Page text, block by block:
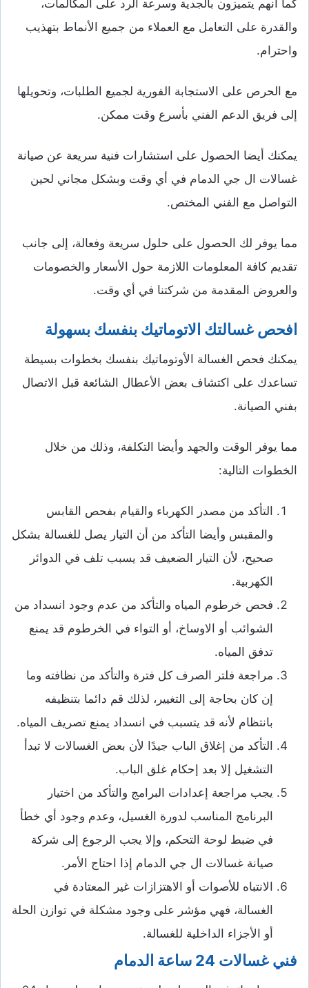
كما انهم يتميزون بالجدية وسرعة الرد على المكالمات،
والقدرة على التعامل مع العملاء من جميع الأنماط بتهذيب
واحترام.
مع الحرص على الاستجابة الفورية لجميع الطلبات، وتحويلها
إلى فريق الدعم الفني بأسرع وقت ممكن.
يمكنك أيضا الحصول على استشارات فنية سريعة عن صيانة
غسالات ال جي الدمام في أي وقت وبشكل مجاني لحين
التواصل مع الفني المختص.
مما يوفر لك الحصول على حلول سريعة وفعالة، إلى جانب
تقديم كافة المعلومات اللازمة حول الأسعار والخصومات
والعروض المقدمة من شركتنا في أي وقت.
افحص غسالتك الاتوماتيك بنفسك بسهولة
يمكنك فحص الغسالة الأوتوماتيك بنفسك بخطوات بسيطة
تساعدك على اكتشاف بعض الأعطال الشائعة قبل الاتصال
بفني الصيانة.
مما يوفر الوقت والجهد وأيضا التكلفة، وذلك من خلال
الخطوات التالية:
التأكد من مصدر الكهرباء والقيام بفحص القابس
والمقبس وأيضا التأكد من أن التيار يصل للغسالة بشكل
صحيح، لأن التيار الضعيف قد يسبب تلف في الدوائر
الكهربية.
فحص خرطوم المياه والتأكد من عدم وجود انسداد من
الشوائب أو الاوساخ، أو التواء في الخرطوم قد يمنع
تدفق المياه.
مراجعة فلتر الصرف كل فترة والتأكد من نظافته وما
إن كان بحاجة إلى التغيير، لذلك قم دائما بتنظيفه
بانتظام لأنه قد يتسبب في انسداد يمنع تصريف المياه.
التأكد من إغلاق الباب جيدًا لأن بعض الغسالات لا تبدأ
التشغيل إلا بعد إحكام غلق الباب.
يجب مراجعة إعدادات البرامج والتأكد من اختيار
البرنامج المناسب لدورة الغسيل، وعدم وجود أي خطأ
في ضبط لوحة التحكم، وإلا يجب الرجوع إلى شركة
صيانة غسالات ال جي الدمام إذا احتاج الأمر.
الانتباه للأصوات أو الاهتزازات غير المعتادة في
الغسالة، فهي مؤشر على وجود مشكلة في توازن الحلة
أو الأجزاء الداخلية للغسالة.
فني غسالات 24 ساعة الدمام